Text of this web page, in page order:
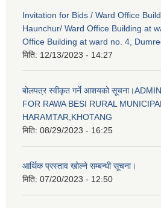
Invitation for Bids / Ward Office
Haunchur/ Ward Office Building at
Office Building at ward no. 4,
मिति: 12/13/2023 - 14:27
बोलपत्र स्वीकृत गर्ने आशयको
FOR RAWA BESI RURAL
HARAMTAR,KHOTANG
मिति: 08/29/2023 - 16:25
आर्थिक प्रस्ताव खोल्ने सम्बन्धी सूचना।
मिति: 07/20/2023 - 12:50